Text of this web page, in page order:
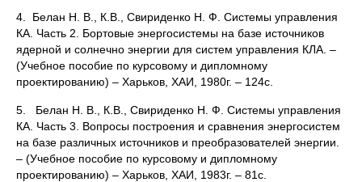
4. Белан Н. В., К.В., Свириденко Н. Ф. Системы управления
КА. Часть 2. Бортовые энергосистемы на базе источников
ядерной и солнечно энергии для систем управления КЛА. –
(Учебное пособие по курсовому и дипломному
проектированию) – Харьков, ХАИ, 1980г. – 124с.
5. Белан Н. В., К.В., Свириденко Н. Ф. Системы управления
КА. Часть 3. Вопросы построения и сравнения энергосистем
на базе различных источников и преобразователей энергии.
– (Учебное пособие по курсовому и дипломному
проектированию) – Харьков, ХАИ, 1983г. – 81с.